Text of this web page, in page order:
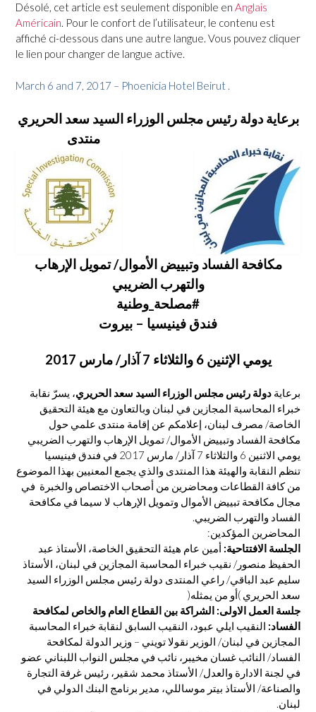
Désolé, cet article est seulement disponible en Anglais
Américain. Pour le confort de l’utilisateur, le contenu est
affiché ci-dessous dans une autre langue. Vous pouvez cliquer
le lien pour changer de langue active.
March 6 and 7, 2017 – Phoenicia Hotel Beirut .
برعاية دولة رئيس مجلس الوزراء السيد سعد الحريري
منتدى
مكافحة الفساد وتبييض الأموال/ تمويل الإرهاب
والتهرب الضريبي
#مصلحة_وطنية
فندق فينيسيا – بيروت
يومي الإثنين 6 والثلاثاء 7 آذار/ مارس 2017
برعاية دولة رئيس مجلس الوزراء السيد سعد الحريري، يسرّ نقابة
خبراء المحاسبة المجازين في لبنان وبالتعاون مع هيئة التحقيق
الخاصة/ مصرف لبنان، إعلامكم عن إقامة منتدى علمي حول
مكافحة الفساد وتبييض الأموال/ تمويل الإرهاب والتهرب الضريبي
يومي الاثنين 6 والثلاثاء 7 آذار/ مارس 2017 في فندق فينيسيا
تنظم النقابة والهيئة هذا المنتدى والذي يجمع المعنيين بهذا الموضوع
من كافة القطاعات ومحاضرين من أصحاب الاختصاص والخبرة في
مجال مكافحة تبييض الأموال وتمويل الإرهاب لا سيما في مكافحة
الفساد والتهرب الضريبي.
المحاضرين المؤكدين:
الجلسة الافتتاحية: أمين عام هيئة التحقيق الخاصة، الأستاذ عبد
الحفيظ منصور/ نقيب خبراء المحاسبة المجازين في لبنان، الأستاذ
سليم عبد الباقي/ راعي المنتدى دولة رئيس مجلس الوزراء السيد
سعد الحريري )أو من يمثله(
جلسة العمل الاولى: الشراكة بين القطاع العام والخاص لمكافحة
الفساد: النقيب ايلي عبود، النقيب السابق لنقابة خبراء المحاسبة
المجازين في لبنان/ الوزير نقولا تويني – وزير الدولة لمكافحة
الفساد/ النائب غسان مخيبر، نائب في مجلس النواب اللبناني عضو
في لجنة الادارة والعدل/ الأستاذ محمد شقير، رئيس غرفة التجارة
والصناعة/ الأستاذ بيتر موساللي، مدير برنامج البنك الدولي في
لبنان.